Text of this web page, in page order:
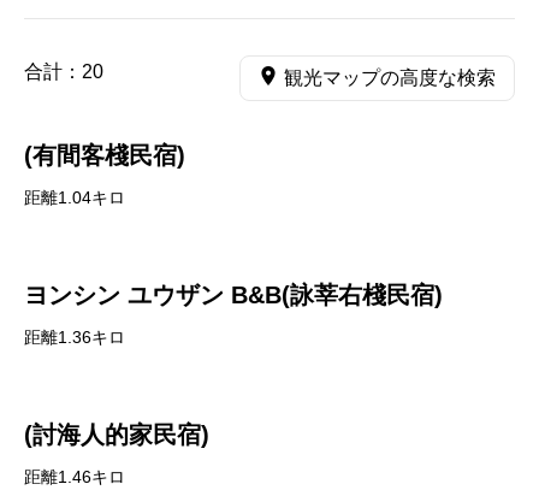
合計： 20 観光マップの高度な検索
(有間客棧民宿)
距離1.04キロ
ヨンシン ユウザン B&B(詠莘右棧民宿)
距離1.36キロ
(討海人的家民宿)
距離1.46キロ